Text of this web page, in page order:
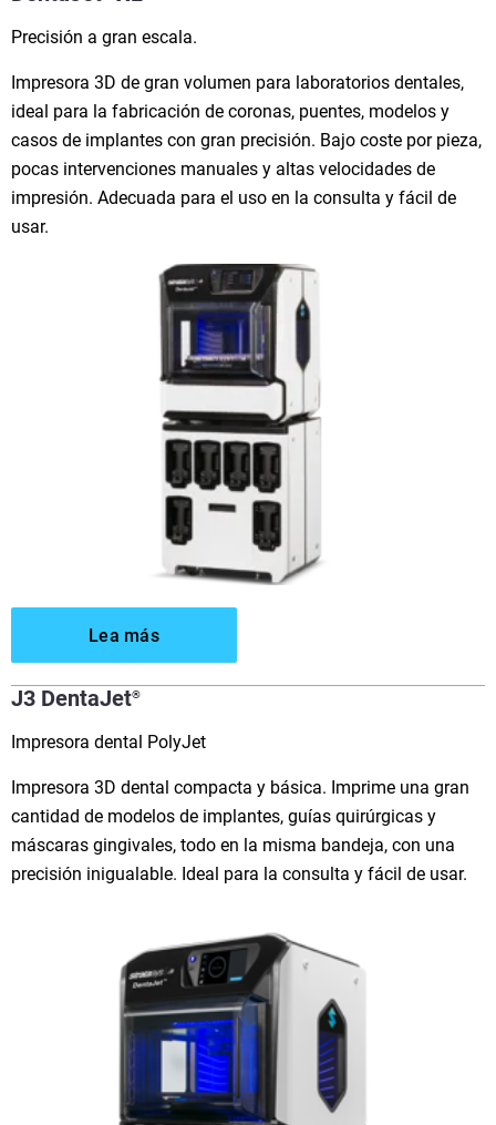
Precisión a gran escala.
Impresora 3D de gran volumen para laboratorios dentales,
ideal para la fabricación de coronas, puentes, modelos y
casos de implantes con gran precisión. Bajo coste por pieza,
pocas intervenciones manuales y altas velocidades de
impresión. Adecuada para el uso en la consulta y fácil de
usar.
Lea más
J3 DentaJet®
Impresora dental PolyJet
Impresora 3D dental compacta y básica. Imprime una gran
cantidad de modelos de implantes, guías quirúrgicas y
máscaras gingivales, todo en la misma bandeja, con una
precisión inigualable. Ideal para la consulta y fácil de usar.